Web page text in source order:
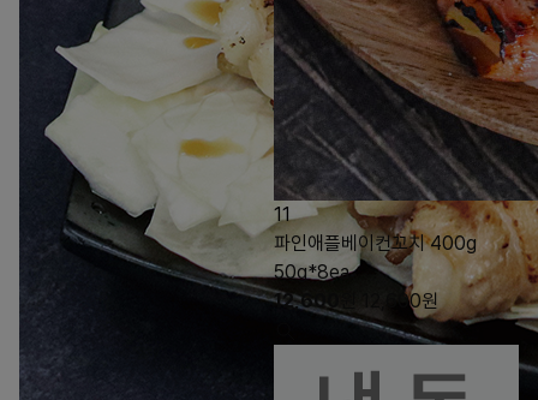
11
파인애플베이컨꼬치 400g
50g*8ea
12,600
12,600원